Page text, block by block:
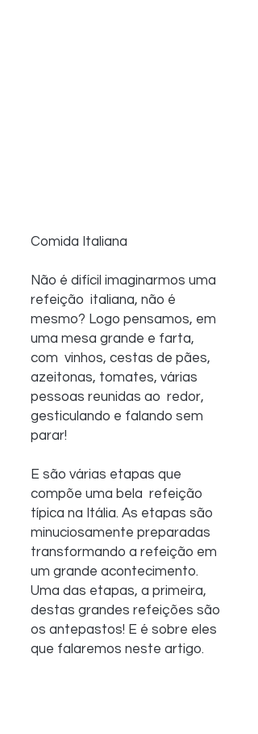
Comida Italiana
Não é difícil imaginarmos uma
refeição  italiana, não é
mesmo? Logo pensamos, em
uma mesa grande e farta,
com  vinhos, cestas de pães,
azeitonas, tomates, várias
pessoas reunidas ao  redor,
gesticulando e falando sem
parar!
E são várias etapas que
compõe uma bela  refeição
típica na Itália. As etapas são
minuciosamente preparadas
transformando a refeição em
um grande acontecimento.
Uma das etapas, a primeira,
destas grandes refeições são
os antepastos! E é sobre eles
que falaremos neste artigo.